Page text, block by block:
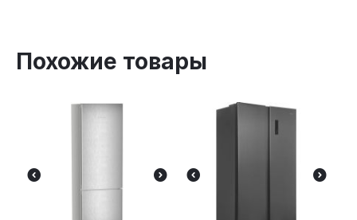
Похожие товары